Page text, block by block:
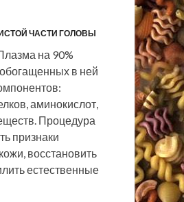
ЧАСТИ ГОЛОВЫ
на 90%
в ней
аминокислот,
Процедура
признаки
восстановить
естественные